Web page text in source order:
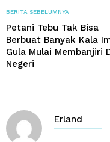
BERITA SEBELUMNYA
Petani Tebu Tak Bisa
Berbuat Banyak Kala
Gula Mulai Membanjiri
Negeri
Erland